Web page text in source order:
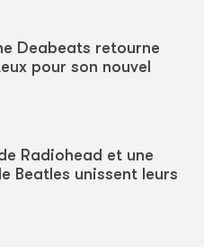
Deabeats retourne
pour son nouvel
Radiohead et une
Beatles unissent leurs